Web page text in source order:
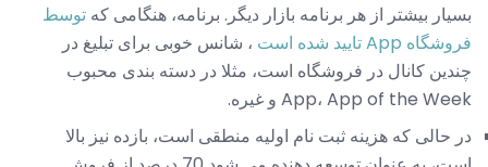
بسیار بیشتر از هر برنامه بازار دیگر. برنامه، هنگامی که توسط
فروشگاه App تایید شده است
، شانس خوبی برای تبلیغ در
چندین کانال در فروشگاه است، مثلا در دسته بندی محبوب
App، App of the Week و غیره.
در حالی که هزینه ثبت نام اولیه منطقی است، بازده نیز بالا